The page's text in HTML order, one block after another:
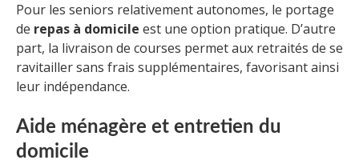
Pour les seniors relativement autonomes, le portage
de repas à domicile est une option pratique. D’autre
part, la livraison de courses permet aux retraités de se
ravitailler sans frais supplémentaires, favorisant ainsi
leur indépendance.
Aide ménagère et entretien du
domicile